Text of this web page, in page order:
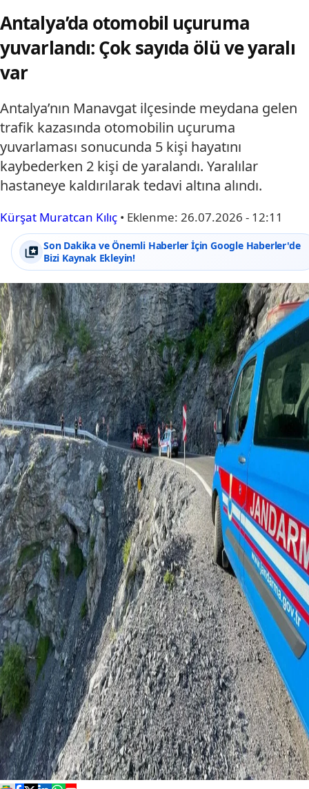
Antalya’da otomobil uçuruma
yuvarlandı: Çok sayıda ölü ve yaralı
var
Antalya’nın Manavgat ilçesinde meydana gelen
trafik kazasında otomobilin uçuruma
yuvarlaması sonucunda 5 kişi hayatını
kaybederken 2 kişi de yaralandı. Yaralılar
hastaneye kaldırılarak tedavi altına alındı.
Kürşat Muratcan Kılıç • Eklenme: 26.07.2026 - 12:11
Son Dakika ve Önemli Haberler İçin Google Haberler'de
Bizi Kaynak Ekleyin!